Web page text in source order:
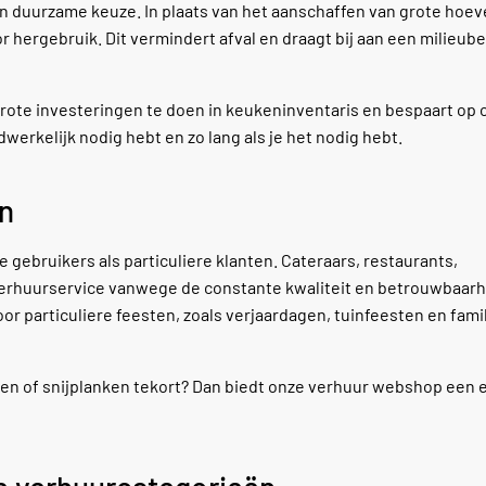
keuze. In plaats van het aanschaffen van grote
Dit vermindert afval en draagt bij aan een
investeringen te doen in keukeninventaris en bespaart op
nodig hebt en zo lang als je het nodig hebt.
als particuliere klanten. Cateraars, restaurants,
vanwege de constante kwaliteit en
particuliere feesten, zoals verjaardagen, tuinfeesten en
of snijplanken tekort? Dan biedt onze verhuur webshop een